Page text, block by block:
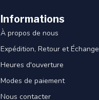
Informations
À propos de nous
Expédition, Retour et Échange
Heures d'ouverture
Modes de paiement
Nous contacter